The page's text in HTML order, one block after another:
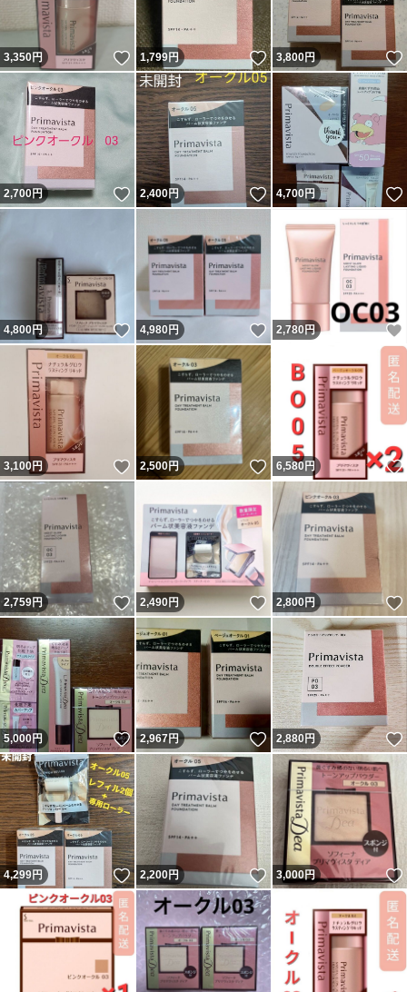
3,350円 いいね！
1,799円 いいね！
3,800円
2,700円 いいね！
2,400円 いいね！
4,700円
4,800円 いいね！
4,980円 いいね！
2,780円
3,100円 いいね！
2,500円 いいね！
6,580 円
2,759円 いいね！
2,490円 いいね！
2,800円
5,000円 いいね！
2,967円 いいね！
2,880円
4,299円 いいね！
2,200円 いいね！
3,000円